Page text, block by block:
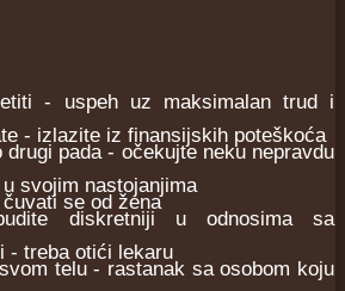
- uspeh uz maksimalan trud i
- izlazite iz finansijskih poteškoća
drugi pada - očekujte neku nepravdu
svojim nastojanjima
se od žena
diskretniji u odnosima sa
- treba otići lekaru
telu - rastanak sa osobom koju